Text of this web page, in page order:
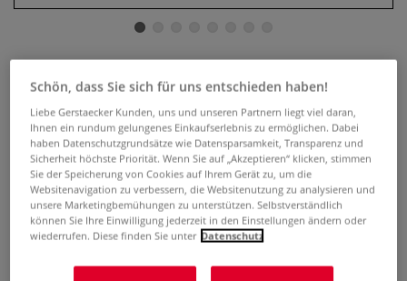
pébéo Studio XL Ölfarben Sets
0 Bewertungen
pébéo Studio XL Ölfarben – schnelle Trocknung und
brillante Farbkraft. Erhältlich in verschiedenen Sets,
inklusive Pinsel. Ideal für kreative und vielseitige
Anwendungen.
Mehr
ab23,85 €
Schön, dass Sie sich für uns entschieden haben!
Liebe Gerstaecker Kunden, uns und unseren Partnern liegt viel daran,
Ihnen ein rundum gelungenes Einkaufserlebnis zu ermöglichen. Dabei
haben Datenschutzgrundsätze wie Datensparsamkeit, Transparenz und
Sicherheit höchste Priorität. Wenn Sie auf „Akzeptieren“ klicken, stimmen
Sie der Speicherung von Cookies auf Ihrem Gerät zu, um die
Websitenavigation zu verbessern, die Websitenutzung zu analysieren und
unsere Marketingbemühungen zu unterstützen. Selbstverständlich
können Sie Ihre Einwilligung jederzeit in den Einstellungen ändern oder
wiederrufen. Diese finden Sie unter Datenschutz